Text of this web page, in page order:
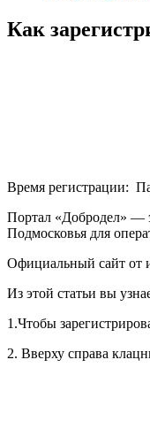
Как
Время регистрации:
Портал «Добродел» —
Подмосковья для
Официальный сайт от
Из этой статьи вы
1.Чтобы
2. Вверху справа